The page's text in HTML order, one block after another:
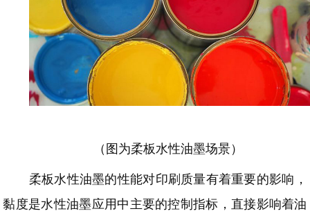
（图为柔板水性油墨场景）
柔板水性油墨的性能对印刷质量有着重要的影响，
黏度是水性油墨应用中主要的控制指标，直接影响着油